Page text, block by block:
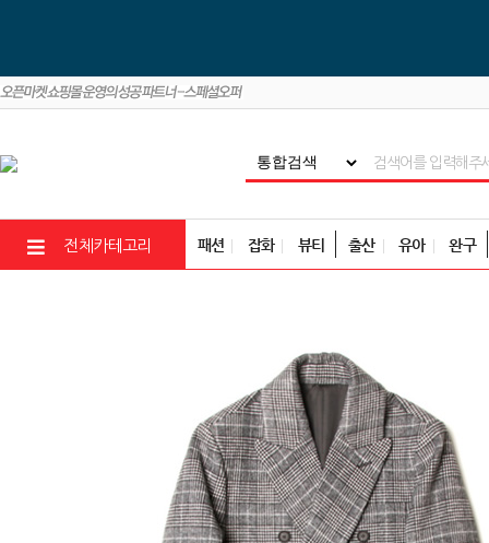
전체카테고리 패션 잡화 뷰티 출산 유아 완구